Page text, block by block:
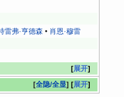
雷弗·亨德森 • 肖恩·穆雷
展开
展开
[全隐/全显]